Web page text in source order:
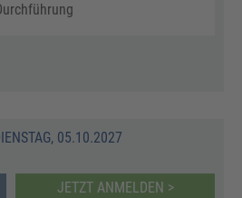
05.10.2027
JETZT ANMELDEN >